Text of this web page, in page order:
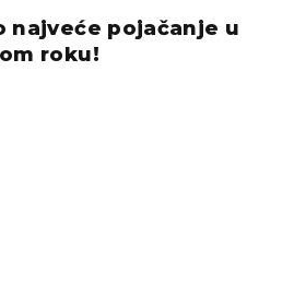
najveće pojačanje u
roku!